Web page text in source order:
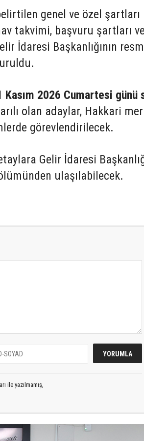
genel ve özel şartları
takvimi, başvuru şartları ve
İdaresi Başkanlığının
2026 Cumartesi günü
olan adaylar, Hakkari
görevlendirilecek.
Gelir İdaresi
ulaşılabilecek.
ile yazılmamış,